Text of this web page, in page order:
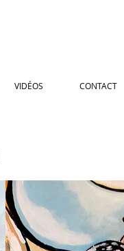
VIDÉOS CONTACT